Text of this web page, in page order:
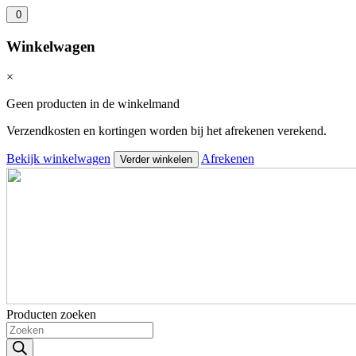
0
Winkelwagen
×
Geen producten in de winkelmand
Verzendkosten en kortingen worden bij het afrekenen verekend.
Bekijk winkelwagen Verder winkelen Afrekenen
Producten zoeken